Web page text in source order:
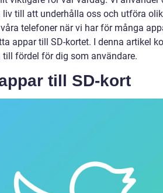
till att underhålla oss och utföra
telefoner när vi har för många
appar till SD-kortet. I denna artikel
fördel för dig som användare.
till SD-kort